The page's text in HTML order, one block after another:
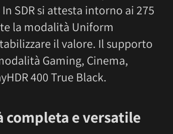
SDR si attesta intorno ai 275
la modalità Uniform
il valore. Il supporto
Gaming, Cinema,
400 True Black.
e versatile